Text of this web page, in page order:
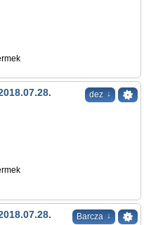
dez ↓
Barcza ↓